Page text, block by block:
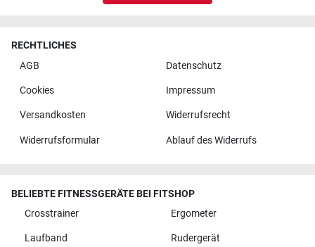
RECHTLICHES
AGB
Datenschutz
Cookies Impressum
Versandkosten Widerrufsrecht
Widerrufsformular Ablauf des Widerrufs
BELIEBTE FITNESSGERÄTE BEI FITSHOP
Crosstrainer
Ergometer
Laufband Rudergerät